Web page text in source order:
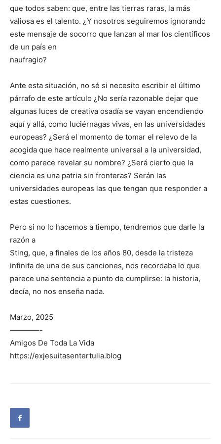
que todos saben: que, entre las tierras raras, la más
valiosa es el talento. ¿Y nosotros seguiremos ignorando
este mensaje de socorro que lanzan al mar los científicos
de un país en
naufragio?
Ante esta situación, no sé si necesito escribir el último
párrafo de este artículo ¿No sería razonable dejar que
algunas luces de creativa osadía se vayan encendiendo
aquí y allá, como luciérnagas vivas, en las universidades
europeas? ¿Será el momento de tomar el relevo de la
acogida que hace realmente universal a la universidad,
como parece revelar su nombre? ¿Será cierto que la
ciencia es una patria sin fronteras? Serán las
universidades europeas las que tengan que responder a
estas cuestiones.
Pero si no lo hacemos a tiempo, tendremos que darle la
razón a
Sting, que, a finales de los años 80, desde la tristeza
infinita de una de sus canciones, nos recordaba lo que
parece una sentencia a punto de cumplirse: la historia,
decía, no nos enseña nada.
Marzo, 2025
————-
Amigos De Toda La Vida
https://exjesuitasentertulia.blog